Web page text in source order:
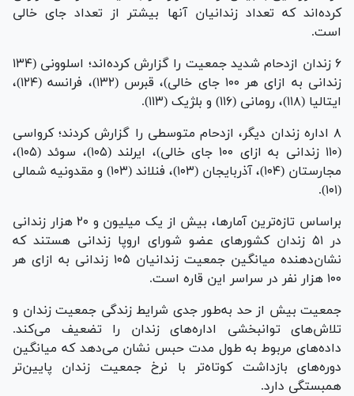
کرده‌اند که تعداد زندانیان آنها بیشتر از تعداد جای خالی
است.
۶ زندان ازدحام شدید جمعیت را گزارش کرده‌اند؛ اسلوونی (۱۳۴
زندانی به ازای هر ۱۰۰ جای خالی)، قبرس (۱۳۲)، فرانسه (۱۲۴)،
ایتالیا (۱۱۸)، رومانی (۱۱۶) و بلژیک (۱۱۳).
۸ اداره زندان دیگر، ازدحام متوسطی را گزارش کردند؛ کرواسی
(۱۱۰ زندانی به ازای ۱۰۰ جای خالی)، ایرلند (۱۰۵)، سوئد (۱۰۵)،
مجارستان (۱۰۴)، آذربایجان (۱۰۳)، فنلاند (۱۰۳) و مقدونیه شمالی
(۱۰۱).
براساس تازه‌ترین آمارها، بیش از یک میلیون و ۲۰ هزار زندانی
در ۵۱ زندان کشور‌های عضو شورای اروپا زندانی هستند که
نشان‌دهنده میانگین جمعیت زندانیان ۱۰۵ زندانی به ازای هر
۱۰۰ هزار نفر در سراسر این قاره است.
جمعیت بیش از حد به‌طور جدی شرایط زندگی جمعیت زندان و
تلاش‌های توانبخشی اداره‌های زندان را تضعیف می‌کند.
داده‌های مربوط به طول مدت حبس نشان می‌دهد که میانگین
دوره‌های بازداشت کوتاه‌تر با نرخ جمعیت زندان پایین‌تر
همبستگی دارد.